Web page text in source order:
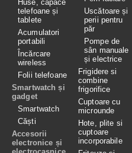
Huse, capace
telefoane și
tablete
Acumulatori
portabili
Încărcare
wireless
Folii telefoane
Smartwatch și
gadget
Smartwatch
Căști
Accesorii
electronice și
Uscătoare și
perii pentru
păr
Pompe de
sân manuale
și electrice
Frigidere si
combine
frigorifice
Cuptoare cu
microunde
Hote, plite si
cuptoare
incorporabile